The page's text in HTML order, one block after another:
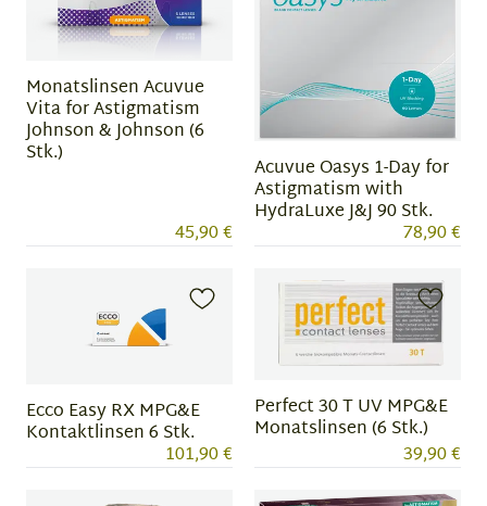
Monatslinsen Acuvue
Vita for Astigmatism
Johnson & Johnson (6
Stk.)
45,90 €
Acuvue Oasys 1-Day for
Astigmatism with
HydraLuxe J&J 90 Stk.
78,90 €
Ecco Easy RX MPG&E
Kontaktlinsen 6 Stk.
101,90 €
Perfect 30 T UV MPG&E
Monatslinsen (6 Stk.)
39,90 €